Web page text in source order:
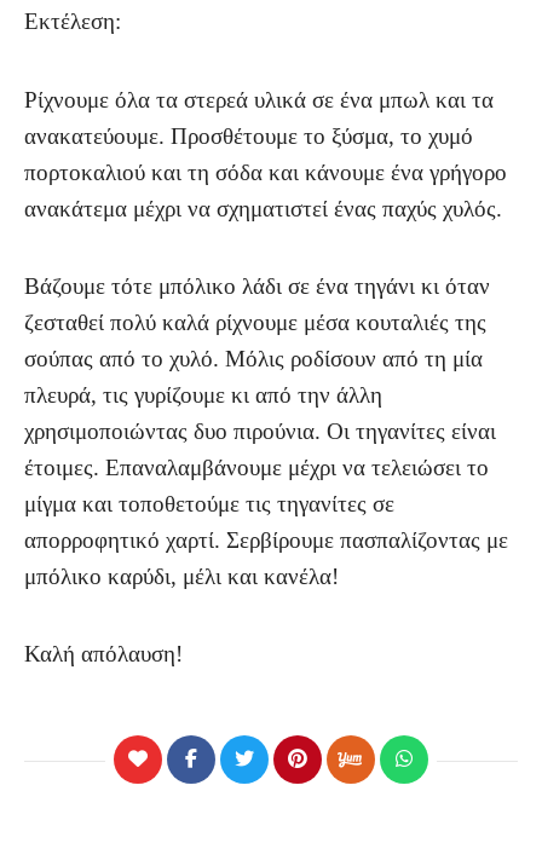
Εκτέλεση:
Ρίχνουμε όλα τα στερεά υλικά σε ένα μπωλ και τα
ανακατεύουμε. Προσθέτουμε το ξύσμα, το χυμό
πορτοκαλιού και τη σόδα και κάνουμε ένα γρήγορο
ανακάτεμα μέχρι να σχηματιστεί ένας παχύς χυλός.
Βάζουμε τότε μπόλικο λάδι σε ένα τηγάνι κι όταν
ζεσταθεί πολύ καλά ρίχνουμε μέσα κουταλιές της
σούπας από το χυλό. Μόλις ροδίσουν από τη μία
πλευρά, τις γυρίζουμε κι από την άλλη
χρησιμοποιώντας δυο πιρούνια. Οι τηγανίτες είναι
έτοιμες. Επαναλαμβάνουμε μέχρι να τελειώσει το
μίγμα και τοποθετούμε τις τηγανίτες σε
απορροφητικό χαρτί. Σερβίρουμε πασπαλίζοντας με
μπόλικο καρύδι, μέλι και κανέλα!
Καλή απόλαυση!